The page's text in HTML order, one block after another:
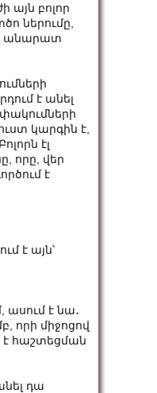
այն բոլոր
ներումը,
անարատ
է անել
կարգին է,
էլ
որը, վեր
է
է այն՝
ասում է նա․
որի միջոցով
է հաշտեցման
դա